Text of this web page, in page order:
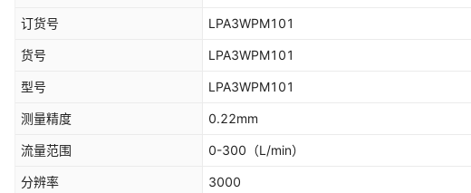
订货号 LPA3WPM101
货号 LPA3WPM101
型号 LPA3WPM101
测量精度 0.22mm
流量范围 0-300 （L/min）
分辨率 3000